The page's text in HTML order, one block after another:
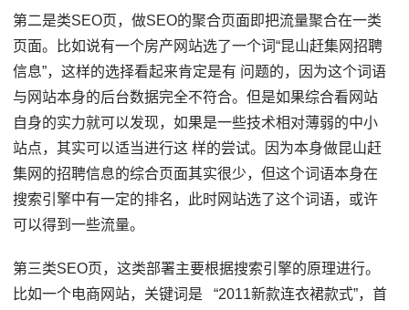
第二是类SEO页，做SEO的聚合页面即把流量聚合在一类
页面。比如说有一个房产网站选了一个词“昆山赶集网招聘
信息”，这样的选择看起来肯定是有 问题的，因为这个词语
与网站本身的后台数据完全不符合。但是如果综合看网站
自身的实力就可以发现，如果是一些技术相对薄弱的中小
站点，其实可以适当进行这 样的尝试。因为本身做昆山赶
集网的招聘信息的综合页面其实很少，但这个词语本身在
搜索引擎中有一定的排名，此时网站选了这个词语，或许
可以得到一些流量。
第三类SEO页，这类部署主要根据搜索引擎的原理进行。
比如一个电商网站，关键词是 “2011新款连衣裙款式”，首